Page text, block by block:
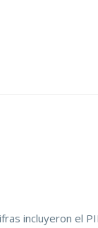
incluyeron el